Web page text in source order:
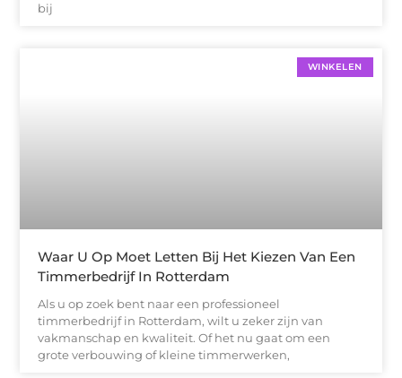
bij
WINKELEN
Waar U Op Moet Letten Bij Het Kiezen Van Een
Timmerbedrijf In Rotterdam
Als u op zoek bent naar een professioneel
timmerbedrijf in Rotterdam, wilt u zeker zijn van
vakmanschap en kwaliteit. Of het nu gaat om een
grote verbouwing of kleine timmerwerken,